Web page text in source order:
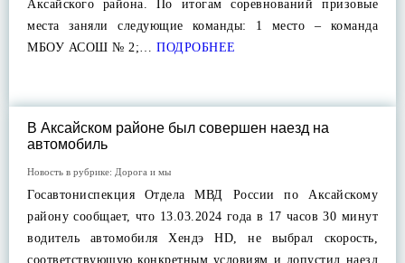
Аксайского района. По итогам соревнований призовые
места заняли следующие команды: 1 место – команда
МБОУ АСОШ № 2;… ПОДРОБНЕЕ
В Аксайском районе был совершен наезд на
автомобиль
Новость в рубрике: Дорога и мы
Госавтониспекция Отдела МВД России по Аксайскому
району сообщает, что 13.03.2024 года в 17 часов 30 минут
водитель автомобиля Хендэ НD, не выбрал скорость,
соответствующую конкретным условиям и допустил наезд